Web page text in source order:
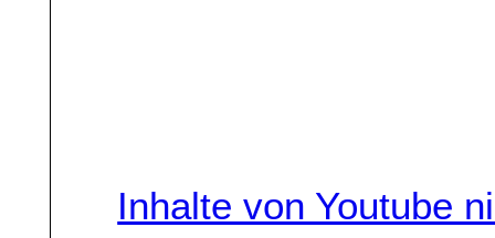
Inhalte von Youtube